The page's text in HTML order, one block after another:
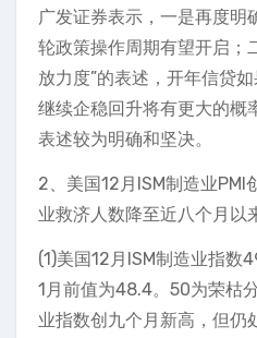
广发证券表示，一是再度明
轮政策操作周期有望开启；
放力度”的表述，开年信贷
继续企稳回升将有更大的概
表述较为明确和坚决。
2、美国12月ISM制造业PMI
业救济人数降至近八个月以
(1)美国12月ISM制造业指数
1月前值为48.4。50为荣枯
业指数创九个月新高，但仍